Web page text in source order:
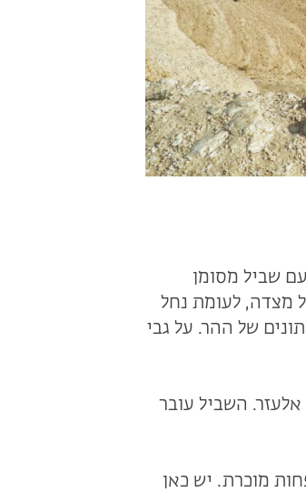
שביל מסומן
מצדה, לעומת נחל
של ההר. על גבי
השביל עובר
מוכרת. יש כאן